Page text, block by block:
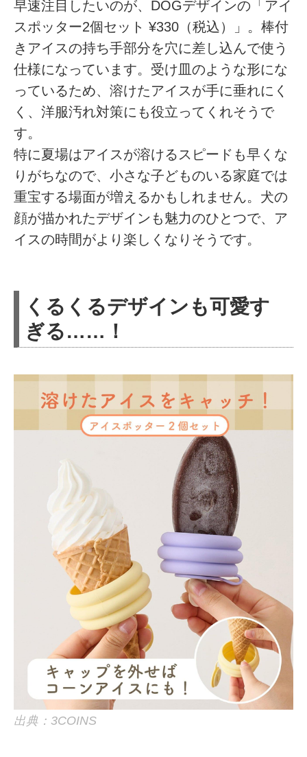
早速注目したいのが、DOGデザインの「アイ
スポッター2個セット ¥330（税込）」。棒付
きアイスの持ち手部分を穴に差し込んで使う
仕様になっています。受け皿のような形にな
っているため、溶けたアイスが手に垂れにく
く、洋服汚れ対策にも役立ってくれそうで
す。
特に夏場はアイスが溶けるスピードも早くな
りがちなので、小さな子どものいる家庭では
重宝する場面が増えるかもしれません。犬の
顔が描かれたデザインも魅力のひとつで、ア
イスの時間がより楽しくなりそうです。
くるくるデザインも可愛す
ぎる……！
出典：3COINS